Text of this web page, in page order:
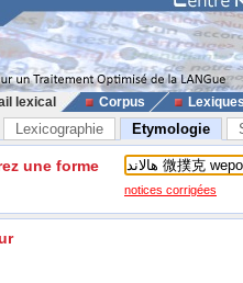
lexical Corpus
Lexicographie Etymologie
une forme
notices corrigées